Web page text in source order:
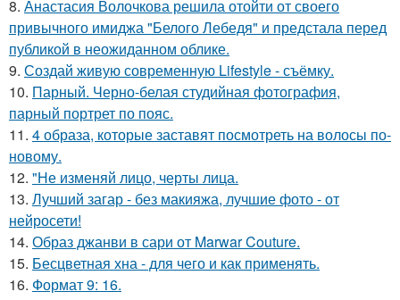
8. Анастасия Волочкова решила отойти от своего
привычного имиджа "Белого Лебедя" и предстала перед
публикой в неожиданном облике.
9. Создай живую современную Lifestyle - съёмку.
10. Парный. Черно-белая студийная фотография,
парный портрет по пояс.
11. 4 образа, которые заставят посмотреть на волосы по-
новому.
12. "Не изменяй лицо, черты лица.
13. Лучший загар - без макияжа, лучшие фото - от
нейросети!
14. Образ джанви в сари от Marwar Couture.
15. Бесцветная хна - для чего и как применять.
16. Формат 9: 16.